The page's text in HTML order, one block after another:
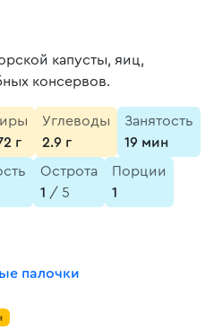
капусты, яиц,
консервов.
г
Углеводы
2.9 г
Занятость
19 мин
Острота
1 / 5
Порции
1
палочки